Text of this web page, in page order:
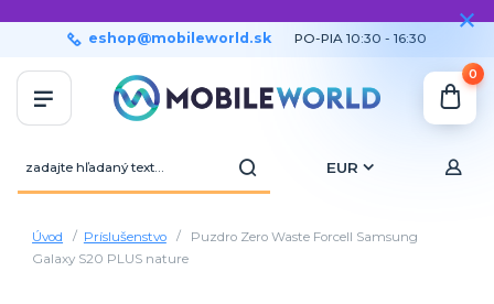
EUR
eshop@mobileworld.sk PO-PIA 10:30 - 16:30
0
Úvod Príslušenstvo
Puzdro Zero Waste Forcell Samsung
Galaxy S20 PLUS nature